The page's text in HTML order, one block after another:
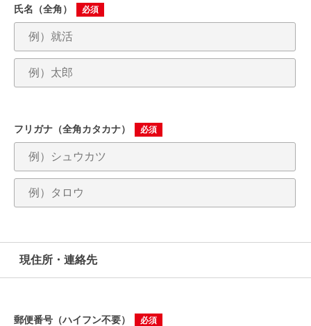
就活ニュースペーパー
就活時事ニュースを更新
氏名（全角） 必須
フリガナ（全角カタカナ） 必須
現住所・連絡先
郵便番号（ハイフン不要） 必須